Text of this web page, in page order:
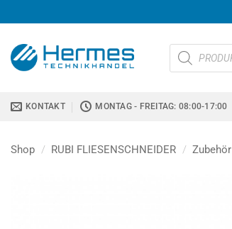
Inhalt
springen
Products
search
KONTAKT MONTAG - FREITAG: 08:00-17:00
Shop / RUBI FLIESENSCHNEIDER / Zubehör